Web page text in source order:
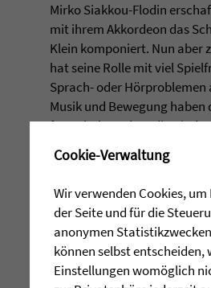
Mirko Siakkou-Flodin
mit ihrem Akkordeon das
Klein komponiert. Nun aber
hat seine Rolle mit viel
Sprach- oder Hörproblemen
Musik und Bewegung
festzuhalten, dass die
Verständlicherweise ist ein
schultern. Besonderen
Cookie-Verwaltung
Wir verwenden Cookies,
der Seite und für die
anonymen
können selbst entscheiden,
Einstellungen womöglich